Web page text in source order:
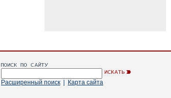
Расширенный поиск Карта сайта